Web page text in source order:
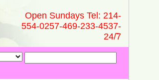
Open Sundays Tel: 214-
554-0257-469-233-4537-
24/̃7